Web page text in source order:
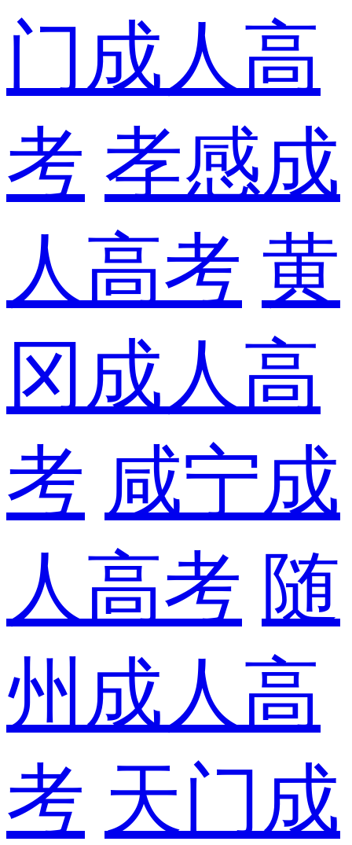
门成人高
考 孝感成
人高考 黄
冈成人高
考 咸宁成
人高考 随
州成人高
考 天门成